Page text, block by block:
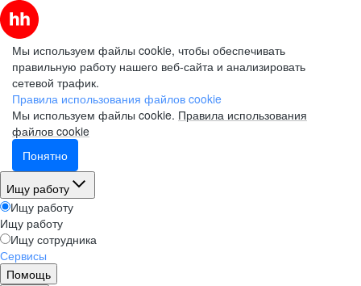
Мы используем файлы cookie, чтобы обеспечивать
правильную работу нашего веб-сайта и анализировать
сетевой трафик.
Правила использования файлов cookie
Мы используем файлы cookie. Правила использования
файлов cookie
Понятно
Ищу работу
Ищу работу
Ищу работу
Ищу сотрудника
Сервисы
Помощь